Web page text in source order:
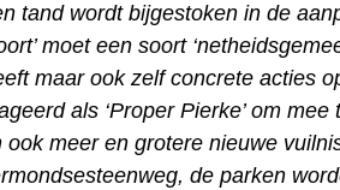
tand wordt bijgestoken in de
moet een soort
maar ook zelf concrete acties
als ‘Proper Pierke’ om
ook meer en grotere nieuwe
de parken